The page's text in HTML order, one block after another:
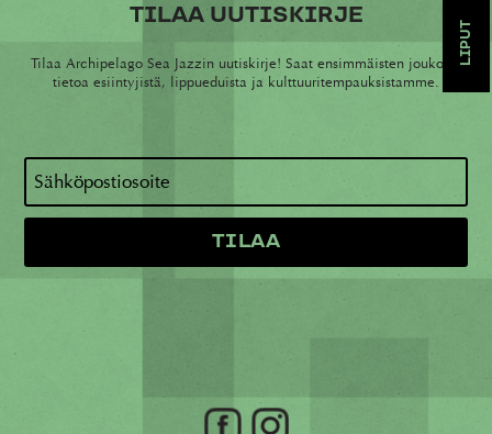
LIPUT
TILAA UUTISKIRJE
Tilaa Archipelago Sea Jazzin uutiskirje! Saat ensimmäisten joukossa
tietoa esiintyjistä, lippueduista ja kulttuuritempauksistamme.